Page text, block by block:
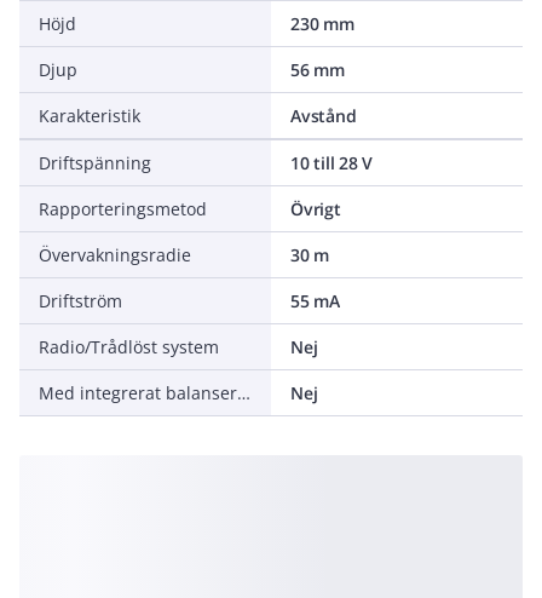
Höjd
230 mm
Djup
56 mm
Karakteristik
Avstånd
Driftspänning
10 till 28 V
Rapporteringsmetod
Övrigt
Övervakningsradie
30 m
Driftström
55 mA
Radio/Trådlöst system
Nej
Med integrerat balanseringsmotstånd/-resistor
Nej